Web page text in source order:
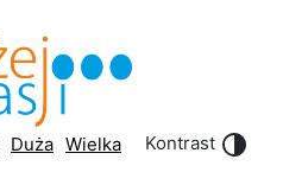
Duża Wielka
Kontrast